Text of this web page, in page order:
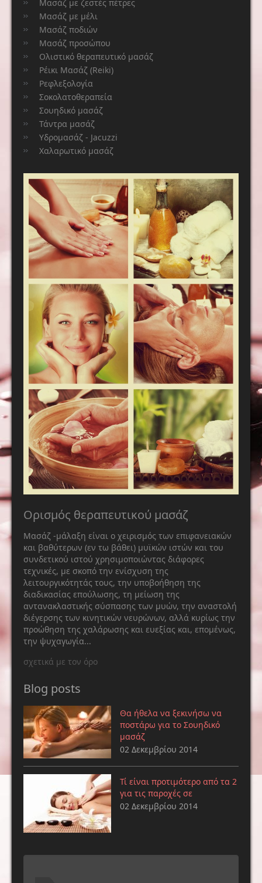
Μασάζ με ζεστές πέτρες
Μασάζ με μέλι
Μασάζ ποδιών
Μασάζ προσώπου
Ολιστικό θεραπευτικό μασάζ
Ρέικι Μασάζ (Reiki)
Ρεφλεξολογία
Σοκολατοθεραπεία
Σουηδικό μασάζ
Τάντρα μασάζ
Υδρομασάζ - Jacuzzi
Χαλαρωτικό μασάζ
Ορισμός θεραπευτικού μασάζ
Μασάζ -μάλαξη είναι ο χειρισμός των επιφανειακών
και βαθύτερων (εν τω βάθει) μυϊκών ιστών και του
συνδετικού ιστού χρησιμοποιώντας διάφορες
τεχνικές, με σκοπό την ενίσχυση της
λειτουργικότητάς τους, την υποβοήθηση της
διαδικασίας επούλωσης, τη μείωση της
αντανακλαστικής σύσπασης των μυών, την αναστολή
διέγερσης των κινητικών νευρώνων, αλλά κυρίως την
προώθηση της χαλάρωσης και ευεξίας και, επομένως,
την ψυχαγωγία...
σχετικά με τον όρο
Blog posts
Θα ήθελα να ξεκινήσω να
ποστάρω για το Σουηδικό
μασάζ
02 Δεκεμβρίου 2014
Τί είναι προτιμότερο από τα 2
για τις παροχές σε
02 Δεκεμβρίου 2014